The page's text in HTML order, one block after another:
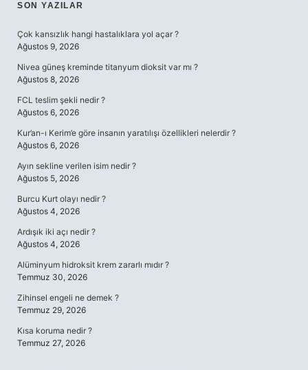
SIDEBAR
SON YAZILAR
Çok kansızlık hangi hastalıklara yol açar ?
Ağustos 9, 2026
Nivea güneş kreminde titanyum dioksit var mı ?
Ağustos 8, 2026
FCL teslim şekli nedir ?
Ağustos 6, 2026
Kur’an-ı Kerim’e göre insanın yaratılışı özellikleri nelerdir ?
Ağustos 6, 2026
Ayın sekline verilen isim nedir ?
Ağustos 5, 2026
Burcu Kurt olayı nedir ?
Ağustos 4, 2026
Ardışık iki açı nedir ?
Ağustos 4, 2026
Alüminyum hidroksit krem zararlı mıdır ?
Temmuz 30, 2026
Zihinsel engeli ne demek ?
Temmuz 29, 2026
Kısa koruma nedir ?
Temmuz 27, 2026